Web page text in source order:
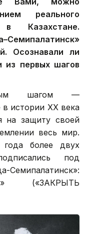
реального
Казахстане.
Осознавали ли
первых шагов
шагом —
в истории ХХ века
на защиту своей
весь мир.
более двух
под
Семипалатинск»:
(«ЗАКРЫТЬ